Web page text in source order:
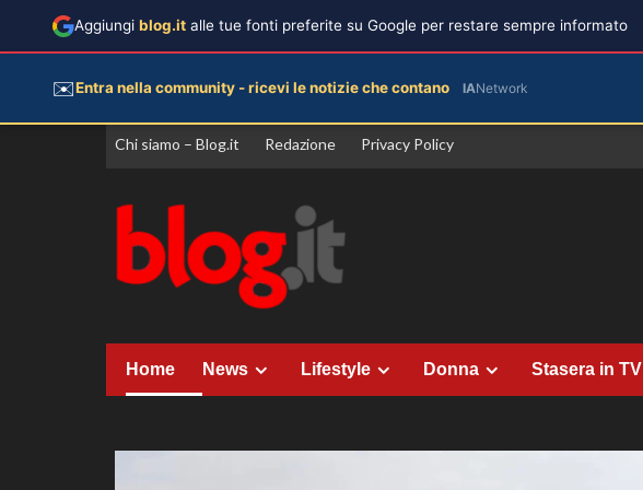
Vai
Chi siamo – Blog.it Redazione Privacy Policy
Home News Lifestyle Donna Stasera in TV
Aggiungi blog.it alle tue fonti preferite su Google per restare sempre informato
✉️Entra nella community - ricevi le notizie che contano IANetwork